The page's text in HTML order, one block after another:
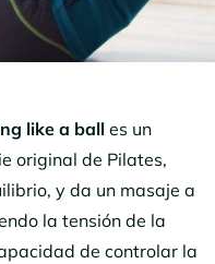
like a ball es un
original de Pilates,
y da un masaje a
la tensión de la
de controlar la